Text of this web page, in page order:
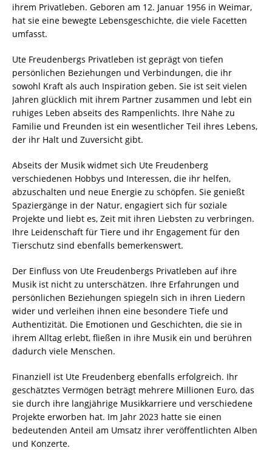
ihrem Privatleben. Geboren am 12. Januar 1956 in Weimar,
hat sie eine bewegte Lebensgeschichte, die viele Facetten
umfasst.
Ute Freudenbergs Privatleben ist geprägt von tiefen
persönlichen Beziehungen und Verbindungen, die ihr
sowohl Kraft als auch Inspiration geben. Sie ist seit vielen
Jahren glücklich mit ihrem Partner zusammen und lebt ein
ruhiges Leben abseits des Rampenlichts. Ihre Nähe zu
Familie und Freunden ist ein wesentlicher Teil ihres Lebens,
der ihr Halt und Zuversicht gibt.
Abseits der Musik widmet sich Ute Freudenberg
verschiedenen Hobbys und Interessen, die ihr helfen,
abzuschalten und neue Energie zu schöpfen. Sie genießt
Spaziergänge in der Natur, engagiert sich für soziale
Projekte und liebt es, Zeit mit ihren Liebsten zu verbringen.
Ihre Leidenschaft für Tiere und ihr Engagement für den
Tierschutz sind ebenfalls bemerkenswert.
Der Einfluss von Ute Freudenbergs Privatleben auf ihre
Musik ist nicht zu unterschätzen. Ihre Erfahrungen und
persönlichen Beziehungen spiegeln sich in ihren Liedern
wider und verleihen ihnen eine besondere Tiefe und
Authentizität. Die Emotionen und Geschichten, die sie in
ihrem Alltag erlebt, fließen in ihre Musik ein und berühren
dadurch viele Menschen.
Finanziell ist Ute Freudenberg ebenfalls erfolgreich. Ihr
geschätztes Vermögen beträgt mehrere Millionen Euro, das
sie durch ihre langjährige Musikkarriere und verschiedene
Projekte erworben hat. Im Jahr 2023 hatte sie einen
bedeutenden Anteil am Umsatz ihrer veröffentlichten Alben
und Konzerte.